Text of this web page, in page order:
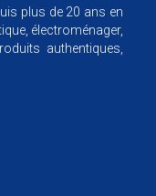
plus de 20 ans en
électroménager,
authentiques,